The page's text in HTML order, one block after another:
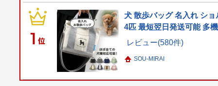
犬 散歩バッグ 名入れ シ
4匹 最短翌日発送可能 多
レビュー(580件)
SOU-MIRAI